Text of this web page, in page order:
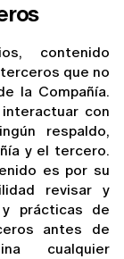
contenido
que no
la Compañía.
con
respaldo,
y el tercero.
es por su
revisar y
prácticas de
antes de
cualquier